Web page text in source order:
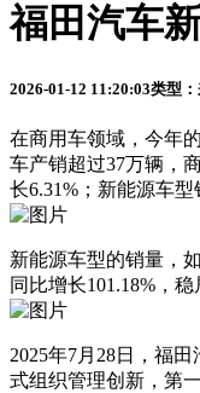
福田汽车
2026-01-12 11:20:03类型：
在商用车领域，今年
车产销超过37万辆，
长6.31%；新能源车型
新能源车型的销量，
同比增长101.18%，
2025年7月28日，福
式组织管理创新，第